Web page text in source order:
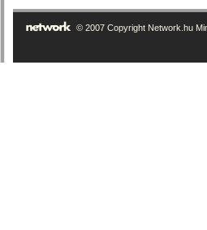
© 2007 Copyright Network.hu